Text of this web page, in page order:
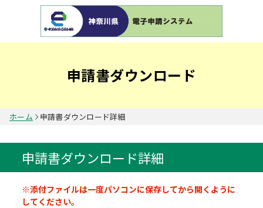
申請書ダウンロード
ホーム 申請書ダウンロード詳細
申請書ダウンロード詳細
申請書情報※添付ファイルは一度パソコンに保存してから開くように
してください。